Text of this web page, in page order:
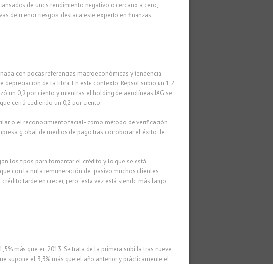
de unos rendimiento negativo o cercano a cero,
de menor riesgo», destaca este experto en finanzas.
con pocas referencias macroeconómicas y tendencia
de la libra. En este contexto, Repsol subió un 1,2
un 0,9 por ciento y mientras el holding de aerolíneas IAG se
cerró cediendo un 0,2 por ciento.
o el reconocimiento facial- como método de verificación
global de medios de pago tras corroborar el éxito de
los tipos para fomentar el crédito y lo que se está
con la nula remuneración del pasivo muchos clientes
tarde en crecer, pero “esta vez está siendo más largo
más que en 2013. Se trata de la primera subida tras nueve
supone el 3,3% más que el año anterior y prácticamente el